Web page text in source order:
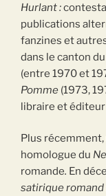
Hurlant :
publications
fanzines et
dans le canton
(entre 1970 et
Pomme (1973,
libraire et
Plus
homologue du
romande. En
satirique romand